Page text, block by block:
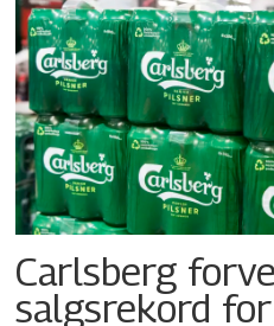
Carlsberg
salgsrekord